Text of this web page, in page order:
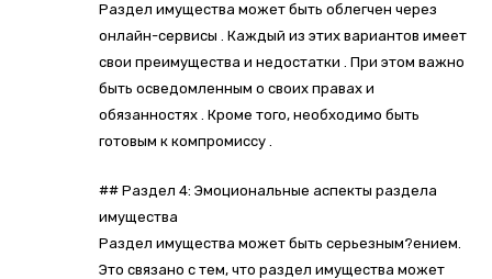
Раздел имущества может быть облегчен через
онлайн-сервисы . Каждый из этих вариантов имеет
свои преимущества и недостатки . При этом важно
быть осведомленным о своих правах и
обязанностях . Кроме того, необходимо быть
готовым к компромиссу .
## Раздел 4: Эмоциональные аспекты раздела
имущества
Раздел имущества может быть серьезным?ением.
Это связано с тем, что раздел имущества может